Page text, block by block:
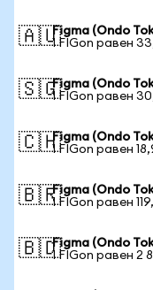
🇦🇺Figma (Ondo
1 FIGon равен
🇸🇬Figma (Ondo
1 FIGon равен
🇨🇭Figma (Ondo
1 FIGon равен
🇧🇷Figma (Ondo
1 FIGon равен
🇧🇩Figma (Ondo
1 FIGon равен 2